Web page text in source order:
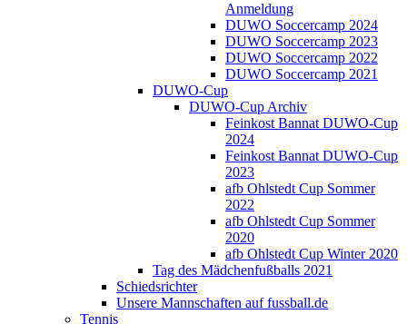
Anmeldung
DUWO Soccercamp 2024
DUWO Soccercamp 2023
DUWO Soccercamp 2022
DUWO Soccercamp 2021
DUWO-Cup
DUWO-Cup Archiv
Feinkost Bannat DUWO-Cup
2024
Feinkost Bannat DUWO-Cup
2023
afb Ohlstedt Cup Sommer
2022
afb Ohlstedt Cup Sommer
2020
afb Ohlstedt Cup Winter 2020
Tag des Mädchenfußballs 2021
Schiedsrichter
Unsere Mannschaften auf fussball.de
Tennis